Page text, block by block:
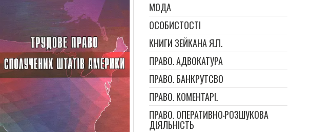
МОДА
ОСОБИСТОСТІ
КНИГИ ЗЕЙКАНА Я.П.
ПРАВО. АДВОКАТУРА
ПРАВО. БАНКРУТСВО
ПРАВО. КОМЕНТАРІ.
ПРАВО. ОПЕРАТИВНО-РОЗШУКОВА
ДІЯЛЬНІСТЬ